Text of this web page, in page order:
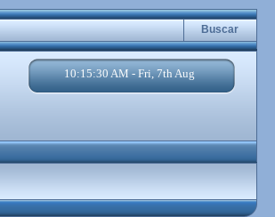
Buscar
10:15:31 AM - Fri, 7th Aug